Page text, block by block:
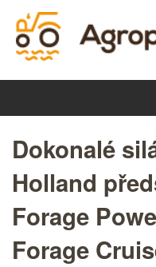
Dokonalé
Holland
Forage
Forage